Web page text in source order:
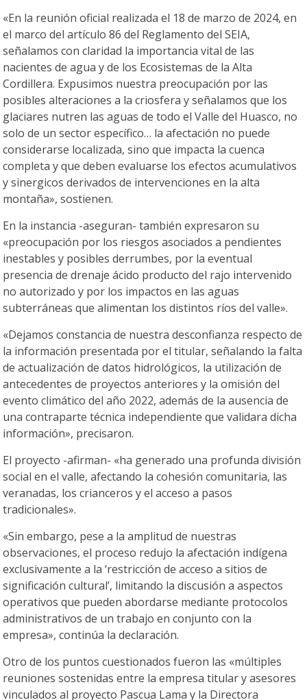
«En la reunión oficial realizada el 18 de marzo de 2024, en
el marco del artículo 86 del Reglamento del SEIA,
señalamos con claridad la importancia vital de las
nacientes de agua y de los Ecosistemas de la Alta
Cordillera. Expusimos nuestra preocupación por las
posibles alteraciones a la criosfera y señalamos que los
glaciares nutren las aguas de todo el Valle del Huasco, no
solo de un sector específico… la afectación no puede
considerarse localizada, sino que impacta la cuenca
completa y que deben evaluarse los efectos acumulativos
y sinergicos derivados de intervenciones en la alta
montaña», sostienen.
En la instancia -aseguran- también expresaron su
«preocupación por los riesgos asociados a pendientes
inestables y posibles derrumbes, por la eventual
presencia de drenaje ácido producto del rajo intervenido
no autorizado y por los impactos en las aguas
subterráneas que alimentan los distintos ríos del valle».
«Dejamos constancia de nuestra desconfianza respecto de
la información presentada por el titular, señalando la falta
de actualización de datos hidrológicos, la utilización de
antecedentes de proyectos anteriores y la omisión del
evento climático del año 2022, además de la ausencia de
una contraparte técnica independiente que validara dicha
información», precisaron.
El proyecto -afirman- «ha generado una profunda división
social en el valle, afectando la cohesión comunitaria, las
veranadas, los crianceros y el acceso a pasos
tradicionales».
«Sin embargo, pese a la amplitud de nuestras
observaciones, el proceso redujo la afectación indígena
exclusivamente a la ‘restricción de acceso a sitios de
significación cultural’, limitando la discusión a aspectos
operativos que pueden abordarse mediante protocolos
administrativos de un trabajo en conjunto con la
empresa», continúa la declaración.
Otro de los puntos cuestionados fueron las «múltiples
reuniones sostenidas entre la empresa titular y asesores
vinculados al proyecto Pascua Lama y la Directora